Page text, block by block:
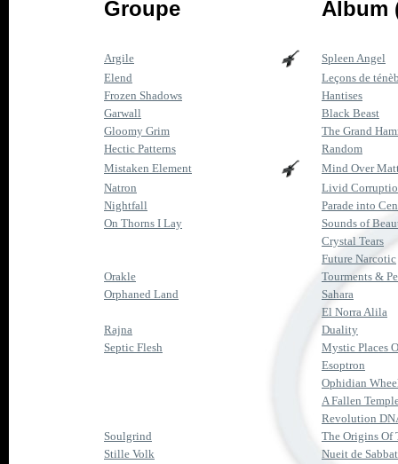
Groupe Album
Argile
Spleen Angel
Elend
Leçons de
Frozen Shadows
Hantises
Garwall
Black Beast
Gloomy Grim
The Grand
Hectic Patterns
Random
Mistaken Element
Mind Over
Natron
Livid
Nightfall
Parade into
On Thorns I Lay
Sounds of
Crystal Tears
Future Narcotic
Orakle
Tourments &
Orphaned Land
Sahara
El Norra Alila
Rajna
Duality
Septic Flesh
Mystic Places
Esoptron
Ophidian
A Fallen
Revolution
Soulgrind
The Origins Of
Stille Volk
Nueit de Sabbat